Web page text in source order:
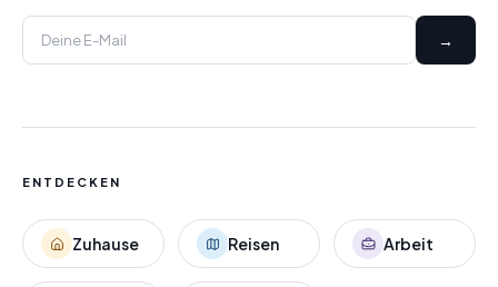
→
ENTDECKEN
Zuhause Reisen Arbeit